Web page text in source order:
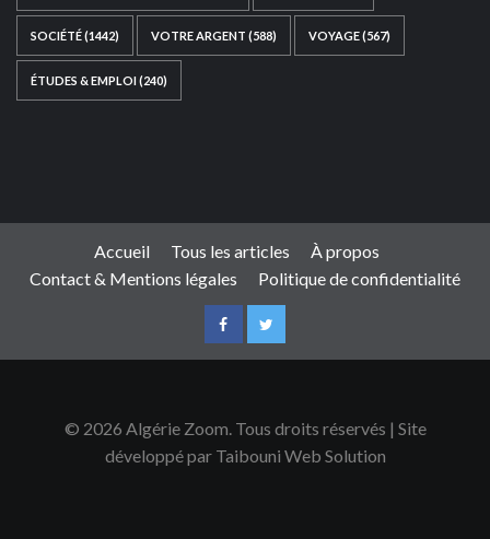
SOCIÉTÉ(1442) VOTRE ARGENT (588) VOYAGE(567)
ÉTUDES & EMPLOI(240)
Accueil Tous les articles
À propos
Contact & Mentions légales
Politique de confidentialité
© 2026 Algérie Zoom. Tous droits réservés | Site
développé par Taibouni Web Solution